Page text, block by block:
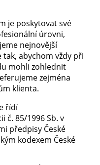
je poskytovat své
úrovni,
nejnovější
abychom vždy při
mohli zohlednit
zejména
klienta.
řídí
č. 85/1996 Sb. v
předpisy České
kodexem České